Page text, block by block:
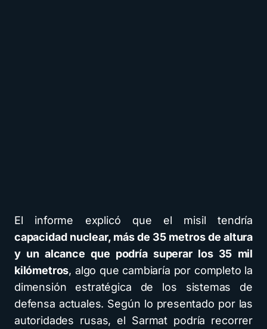
El informe explicó que el misil tendría
capacidad nuclear, más de 35 metros de altura
y un alcance que podría superar los 35 mil
kilómetros, algo que cambiaría por completo la
dimensión estratégica de los sistemas de
defensa actuales. Según lo presentado por las
autoridades rusas, el Sarmat podría recorrer